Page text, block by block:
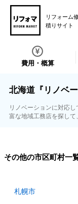
リフォーム
積りサイト
費用・概算
北海道『リノベ
リノベーションに対応
富な地域工務店を探して
その他の市区町村一
札幌市